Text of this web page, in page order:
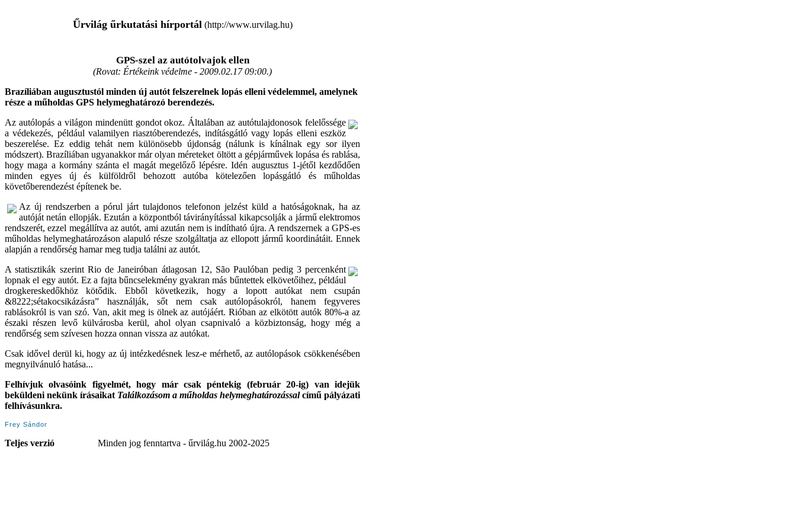
Űrvilág űrkutatási hírportál (http://www.urvilag.hu)
GPS-szel az autótolvajok ellen
(Rovat: Értékeink védelme - 2009.02.17 09:00.)
Brazíliában augusztustól minden új autót felszerelnek lopás elleni védelemmel, amelynek
része a műholdas GPS helymeghatározó berendezés.
Az autólopás a világon mindenütt gondot okoz. Általában az autótulajdonosok felelőssége
a védekezés, például valamilyen riasztóberendezés, indításgátló vagy lopás elleni eszköz
beszerelése. Ez eddig tehát nem különösebb újdonság (nálunk is kínálnak egy sor ilyen
módszert). Brazíliában ugyanakkor már olyan méreteket öltött a gépjárművek lopása és rablása,
hogy maga a kormány szánta el magát megelőző lépésre. Idén augusztus 1-jétől kezdődően
minden egyes új és külföldről behozott autóba kötelezően lopásgátló és műholdas
követőberendezést építenek be.
Az új rendszerben a pórul járt tulajdonos telefonon jelzést küld a hatóságoknak, ha az
autóját netán ellopják. Ezután a központból távirányítással kikapcsolják a jármű elektromos
rendszerét, ezzel megállítva az autót, ami azután nem is indítható újra. A rendszernek a GPS-es
műholdas helymeghatározáson alapuló része szolgáltatja az ellopott jármű koordinátáit. Ennek
alapján a rendőrség hamar meg tudja találni az autót.
A statisztikák szerint Rio de Janeiróban átlagosan 12, São Paulóban pedig 3 percenként
lopnak el egy autót. Ez a fajta bűncselekmény gyakran más bűntettek elkövetőihez, például
drogkereskedőkhöz kötődik. Ebből következik, hogy a lopott autókat nem csupán
&8222;sétakocsikázásra” használják, sőt nem csak autólopásokról, hanem fegyveres
rablásokról is van szó. Van, akit meg is ölnek az autójáért. Rióban az elkötött autók 80%-a az
északi részen levő külvárosba kerül, ahol olyan csapnivaló a közbiztonság, hogy még a
rendőrség sem szívesen hozza onnan vissza az autókat.
Csak idővel derül ki, hogy az új intézkedésnek lesz-e mérhető, az autólopások csökkenésében
megnyilvánuló hatása...
Felhívjuk olvasóink figyelmét, hogy már csak péntekig (február 20-ig) van idejük
beküldeni nekünk írásaikat Találkozásom a műholdas helymeghatározássalcímű pályázati
felhívásunkra.
Frey Sándor
Teljes verzió Minden jog fenntartva - űrvilág.hu 2002-2025